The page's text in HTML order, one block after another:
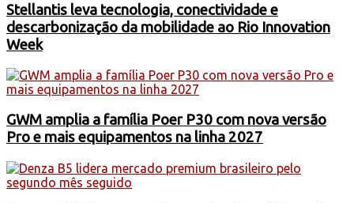
Stellantis leva tecnologia, conectividade e
descarbonização da mobilidade ao Rio Innovation
Week
GWM amplia a família Poer P30 com nova versão
Pro e mais equipamentos na linha 2027